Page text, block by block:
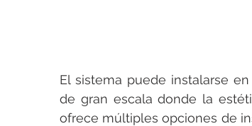
El sistema puede instalarse
de gran escala donde la
ofrece múltiples opciones de